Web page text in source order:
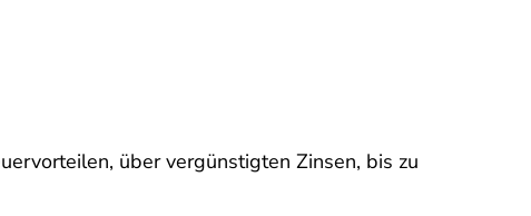
über vergünstigten Zinsen, bis zu